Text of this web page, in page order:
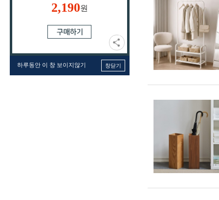
2,190원
하루동안 이 창 보이지않기 창닫기